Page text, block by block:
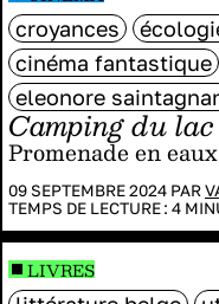
Camping du lac
Promenade en
09 SEPTEMBRE 2024 PAR
TEMPS DE LECTURE : 4
croyances
cinéma fantastique
eleonore
LIVRES